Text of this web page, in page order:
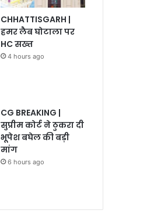
CHHATTISGARH |
हमर लैब घोटाला पर
HC सख्त
4 hours ago
CG BREAKING |
सुप्रीम कोर्ट ने ठुकरा दी
भूपेश बघेल की बड़ी
मांग
6 hours ago